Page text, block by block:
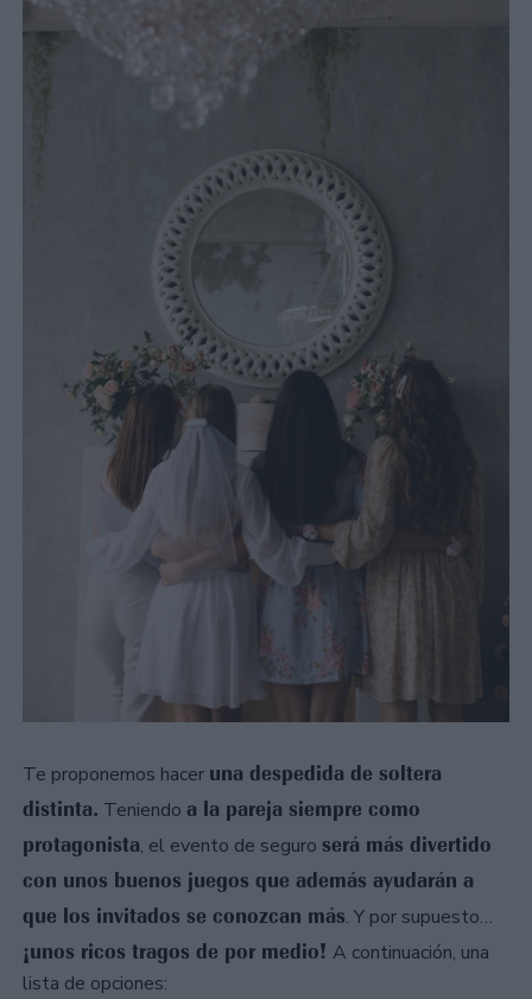
Te proponemos hacer una despedida de soltera
distinta. Teniendo a la pareja siempre como
protagonista, el evento de seguro será más divertido
con unos buenos juegos que además ayudarán a
que los invitados se conozcan más. Y por supuesto…
¡unos ricos tragos de por medio! A continuación, una
lista de opciones: